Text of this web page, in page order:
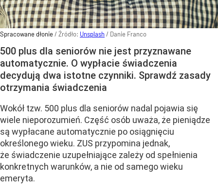
Spracowane dłonie/ Źródło: Unsplash / Danie Franco
500 plus dla seniorów nie jest przyznawane
automatycznie. O wypłacie świadczenia
decydują dwa istotne czynniki. Sprawdź zasady
otrzymania świadczenia
Wokół tzw. 500 plus dla seniorów nadal pojawia się
wiele nieporozumień. Część osób uważa, że pieniądze
są wypłacane automatycznie po osiągnięciu
określonego wieku. ZUS przypomina jednak,
że świadczenie uzupełniające zależy od spełnienia
konkretnych warunków, a nie od samego wieku
emeryta.